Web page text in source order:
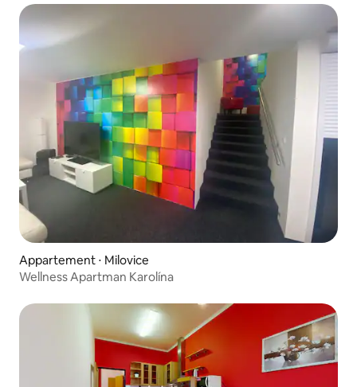
Appartement ⋅ Milovice
Wellness Apartman Karolína